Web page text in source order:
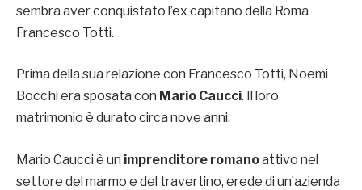
sembra aver conquistato l’ex capitano della Roma
Francesco Totti.
Prima della sua relazione con Francesco Totti, Noemi
Bocchi era sposata con Mario Caucci. Il loro
matrimonio è durato circa nove anni.
Mario Caucci è un imprenditore romanoattivo nel
settore del marmo e del travertino, erede di un’azienda